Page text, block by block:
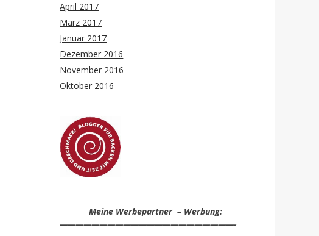
April 2017
März 2017
Januar 2017
Dezember 2016
November 2016
Oktober 2016
Meine Werbepartner – Werbung:
——————————————————————-